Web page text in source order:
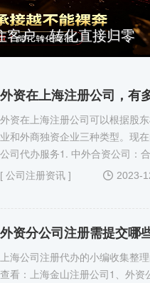
客户，转化直接归零
外资在上海注册公司，有
外资在上海注册公司可以根据股
业和外商独资企业三种类型。现
公司代办服务1. 中外合资公司：
[ 公司注册资讯 ] 2023-
外资分公司注册需提交哪
上海公司注册代办的小编收集整
查看：上海金山注册公司1、外